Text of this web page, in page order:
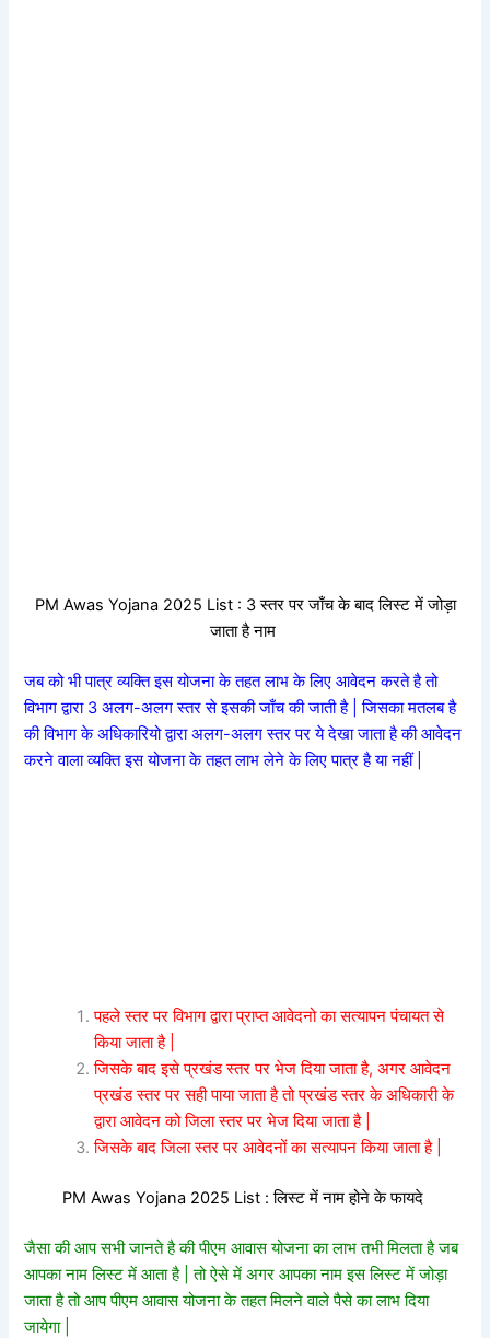
PM Awas Yojana 2025 List : 3 स्तर पर जाँच के बाद लिस्ट में जोड़ा
जाता है नाम
जब को भी पात्र व्यक्ति इस योजना के तहत लाभ के लिए आवेदन करते है तो
विभाग द्वारा 3 अलग-अलग स्तर से इसकी जाँच की जाती है | जिसका मतलब है
की विभाग के अधिकारियो द्वारा अलग-अलग स्तर पर ये देखा जाता है की आवेदन
करने वाला व्यक्ति इस योजना के तहत लाभ लेने के लिए पात्र है या नहीं |
पहले स्तर पर विभाग द्वारा प्राप्त आवेदनो का सत्यापन पंचायत से
किया जाता है |
जिसके बाद इसे प्रखंड स्तर पर भेज दिया जाता है, अगर आवेदन
प्रखंड स्तर पर सही पाया जाता है तो प्रखंड स्तर के अधिकारी के
द्वारा आवेदन को जिला स्तर पर भेज दिया जाता है |
जिसके बाद जिला स्तर पर आवेदनों का सत्यापन किया जाता है |
PM Awas Yojana 2025 List : लिस्ट में नाम होने के फायदे
जैसा की आप सभी जानते है की पीएम आवास योजना का लाभ तभी मिलता है जब
आपका नाम लिस्ट में आता है | तो ऐसे में अगर आपका नाम इस लिस्ट में जोड़ा
जाता है तो आप पीएम आवास योजना के तहत मिलने वाले पैसे का लाभ दिया
जायेगा |